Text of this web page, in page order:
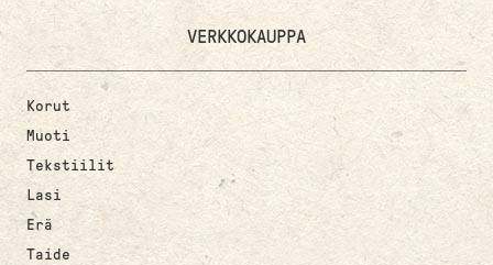
VERKKOKAUPPA
Korut
Muoti
Tekstiilit
Lasi
Erä
Taide